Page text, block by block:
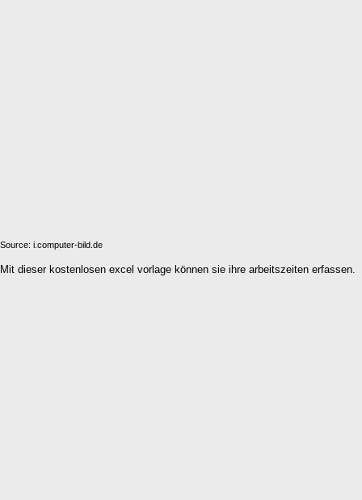
Source: i.computer-bild.de
Mit dieser kostenlosen excel vorlage können sie ihre arbeitszeiten erfassen.